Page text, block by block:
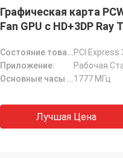
Графическая карта
Fan GPU с HD+3DP
Состояние товара: PCI Express
Приложение:
Рабочая
Основные часы (МГц):1777 МГц
Лучшая Цена